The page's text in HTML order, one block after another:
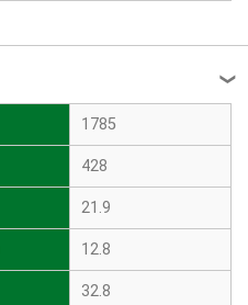
❮
1785
428
21.9
12.8
32.8